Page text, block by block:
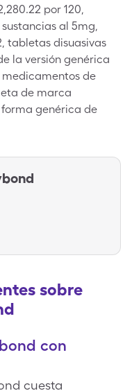
por 120,
al 5mg,
tabletas disuasivas
la versión genérica
medicamentos de
de marca
genérica de
sobre
con
cuesta